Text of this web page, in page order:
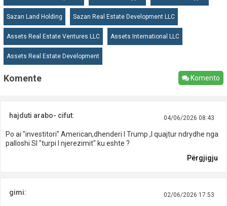
Sazan Land Holding Sazan Real Estate Development LLC
Assets Real Estate Ventures LLC Assets International LLC
Assets Real Estate Development
Komente Komento
hajduti arabo- cifut: 04/06/2026 08:43
Po ai "investitori" American,dhenderi I Trump ,I quajtur ndrydhe nga
palloshi SI "turpi I njerezimit" ku eshte ?
Përgjigju
gimi: 02/06/2026 17:53